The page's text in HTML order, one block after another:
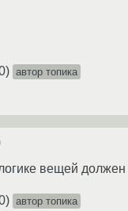
) автор топика
вещей
) автор топика